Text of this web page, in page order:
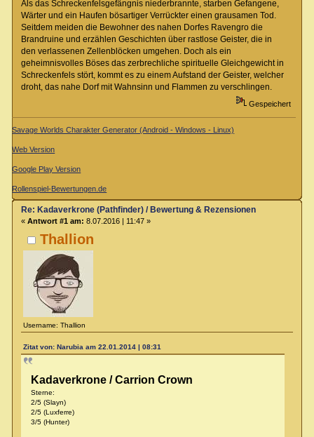
Als das Schreckenfelsgefängnis niederbrannte, starben Gefangene,
Wärter und ein Haufen bösartiger Verrückter einen grausamen Tod.
Seitdem meiden die Bewohner des nahen Dorfes Ravengro die
Brandruine und erzählen Geschichten über rastlose Geister, die in
den verlassenen Zellenblöcken umgehen. Doch als ein
geheimnisvolles Böses das zerbrechliche spirituelle Gleichgewicht in
Schreckenfels stört, kommt es zu einem Aufstand der Geister, welcher
droht, das nahe Dorf mit Wahnsinn und Flammen zu verschlingen.
Gespeichert
Savage Worlds Charakter Generator (Android - Windows - Linux)
Web Version
Google Play Version
Rollenspiel-Bewertungen.de
Thallion
Username: Thallion
Re: Kadaverkrone (Pathfinder) / Bewertung & Rezensionen
« Antwort #1 am: 8.07.2016 | 11:47 »
Zitat von: Narubia am 22.01.2014 | 08:31
Kadaverkrone / Carrion Crown
Sterne:
2/5 (Slayn)
2/5 (Luxferre)
3/5 (Hunter)